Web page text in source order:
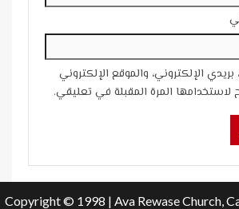
الإلكتروني، والموقع الإلكتروني
المرة المقبلة في تعليقي.
Copyright © 1998 | Ava Rewase Church,